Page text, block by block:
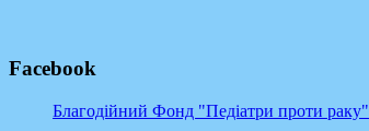
Facebook
Благодійний Фонд "Педіатри проти раку"